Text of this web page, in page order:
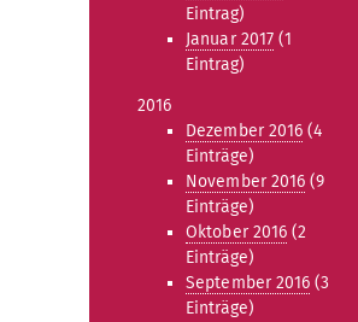
Eintrag)
Januar 2017 (1
Eintrag)
2016
Dezember 2016 (4
Einträge)
November 2016 (9
Einträge)
Oktober 2016 (2
Einträge)
September 2016 (3
Einträge)